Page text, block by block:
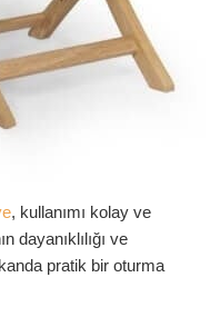
, kullanımı kolay ve
dayanıklılığı ve
pratik bir oturma